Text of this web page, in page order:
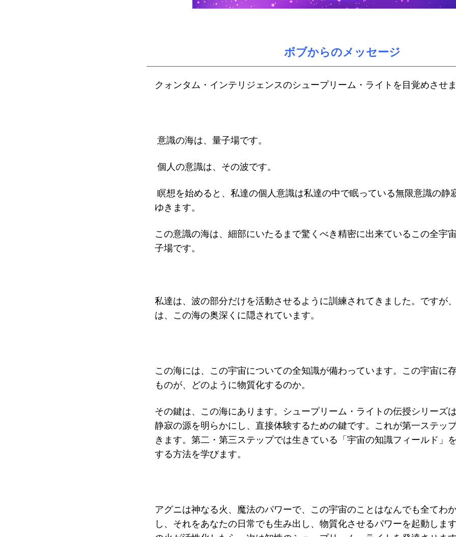
ボブからのメッセージ
クォンタム・インテリジェンスのシュープリーム・ライトを目覚めさせ
意識の海は、量子場です。
個人の意識は、その波です。
瞑想を始めると、私達の個人意識は私達の中で眠っている無限意識の静
ゆきます。
この意識の海は、細部にいたるまで驚くべき精密に出来ているこの全宇
子場です。
私達は、波の部分だけを活動させるように訓練されてきました。ですが
は、この海の奥深くに隠されています。
この海には、この宇宙についての全知識が備わっています。この宇宙に
ものが、どのように物質化するのか。
その鍵は、この海にあります。 シュープリーム・ライトの伝授シリーズ
静寂の源を明らかにし、直接体験するための鍵です。これが第一ステッ
きます。 第二・第三ステップでは生きている「宇宙の知識フィールド」
する方法を学びます。
アグニは神なる火、魔法のパワーで、この宇宙のことはなんでも全てわ
し、それをあなたの日常でも生み出し、物質化させるパワーを起動します